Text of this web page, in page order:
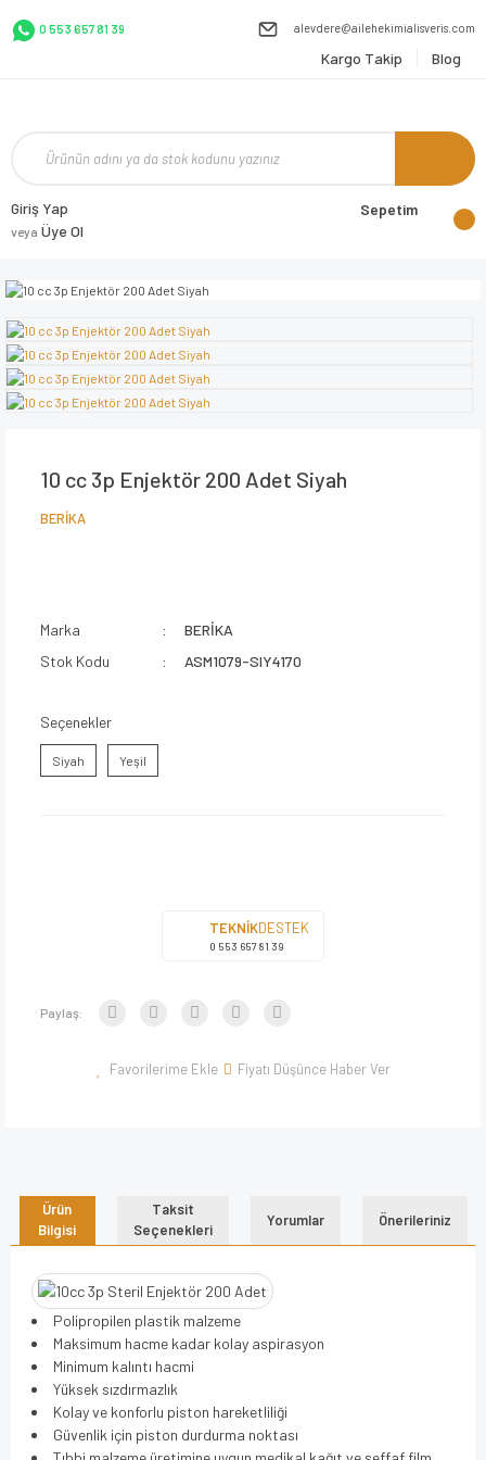
0 553 657 81 39 alevdere@ailehekimialisveris.com
Kargo Takip Blog
Giriş Yap
veya Üye Ol
Sepetim
10 cc 3p Enjektör 200 Adet Siyah
BERİKA
Marka
BERİKA
Stok Kodu
ASM1079-SIY4170
Seçenekler
Siyah Yeşil
TEKNİKDESTEK
0 553 657 81 39
Paylaş:
Fiyatı Düşünce Haber Ver
Ürün
Bilgisi
Taksit
Seçenekleri
Yorumlar Önerileriniz
Polipropilen plastik malzeme
Maksimum hacme kadar kolay aspirasyon
Minimum kalıntı hacmi
Yüksek sızdırmazlık
Kolay ve konforlu piston hareketliliği
Güvenlik için piston durdurma noktası